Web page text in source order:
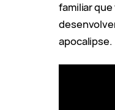
familiar que
apocalipse.